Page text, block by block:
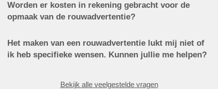
Worden er kosten in rekening gebracht voor de
opmaak van de rouwadvertentie?
Het maken van een rouwadvertentie lukt mij niet of
ik heb specifieke wensen. Kunnen jullie me helpen?
Bekijk alle veelgestelde vragen